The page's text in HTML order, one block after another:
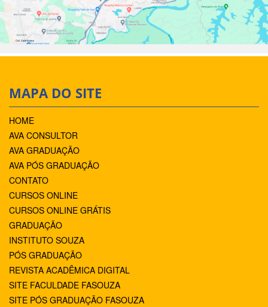
MAPA DO SITE
HOME
AVA CONSULTOR
AVA GRADUAÇÃO
AVA PÓS GRADUAÇÃO
CONTATO
CURSOS ONLINE
CURSOS ONLINE GRÁTIS
GRADUAÇÃO
INSTITUTO SOUZA
PÓS GRADUAÇÃO
REVISTA ACADÊMICA DIGITAL
SITE FACULDADE FASOUZA
SITE PÓS GRADUAÇÃO FASOUZA